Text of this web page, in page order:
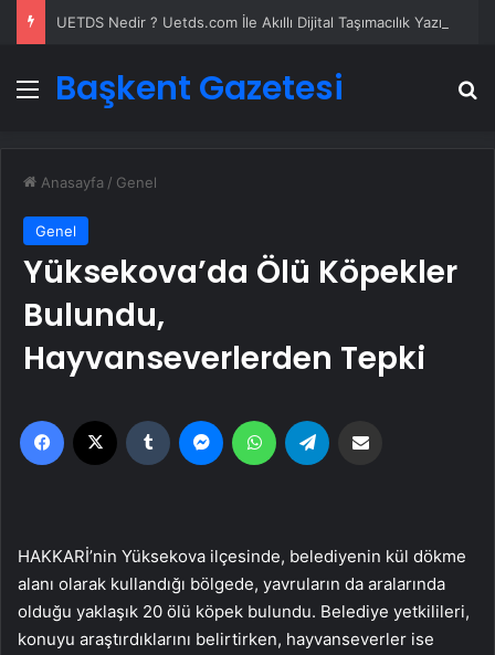
Menü
Başkent Gazetesi
Anasayfa / Genel
Genel
Yüksekova’da Ölü Köpekler
Bulundu,
Hayvanseverlerden Tepki
Facebook Tumblr MessengerWhatsApp
HAKKARİ’nin Yüksekova ilçesinde, belediyenin kül dökme
alanı olarak kullandığı bölgede, yavruların da aralarında
olduğu yaklaşık 20 ölü köpek bulundu. Belediye yetkilileri,
konuyu araştırdıklarını belirtirken, hayvanseverler ise